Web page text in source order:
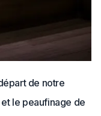
de notre
le peaufinage de